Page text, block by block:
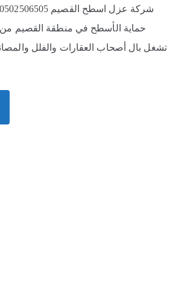
حماية الأسطح في منطقة القصيم من
تشغل بال أصحاب العقارات والفلل